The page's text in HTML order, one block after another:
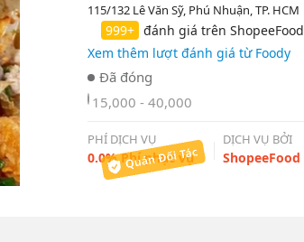
115/132 Lê Văn Sỹ, Phú Nhuận, TP. HCM
999+ đánh giá trên ShopeeFood
Xem thêm lượt đánh giá từ Foody
15,000 - 40,000
PHÍ DỊCH VỤ
0.0% Phí phục vụ
DỊCH VỤ BỞI
ShopeeFood